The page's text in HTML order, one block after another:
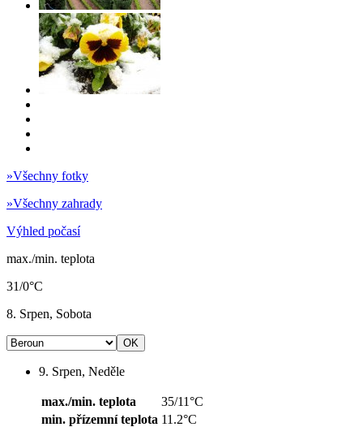
»Všechny fotky
»Všechny zahrady
Výhled počasí
max./min. teplota
31/0°C
8. Srpen, Sobota
9. Srpen, Neděle
max./min. teplota
35/11°C
min. přízemní teplota 11.2°C